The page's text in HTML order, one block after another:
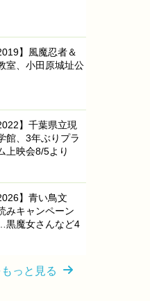
】風魔忍者＆
室、小田原城址公
】千葉県立現
館、3年ぶりプラ
上映会8/5より
】青い鳥文
みキャンペーン
黒魔女さんなど4
っと見る